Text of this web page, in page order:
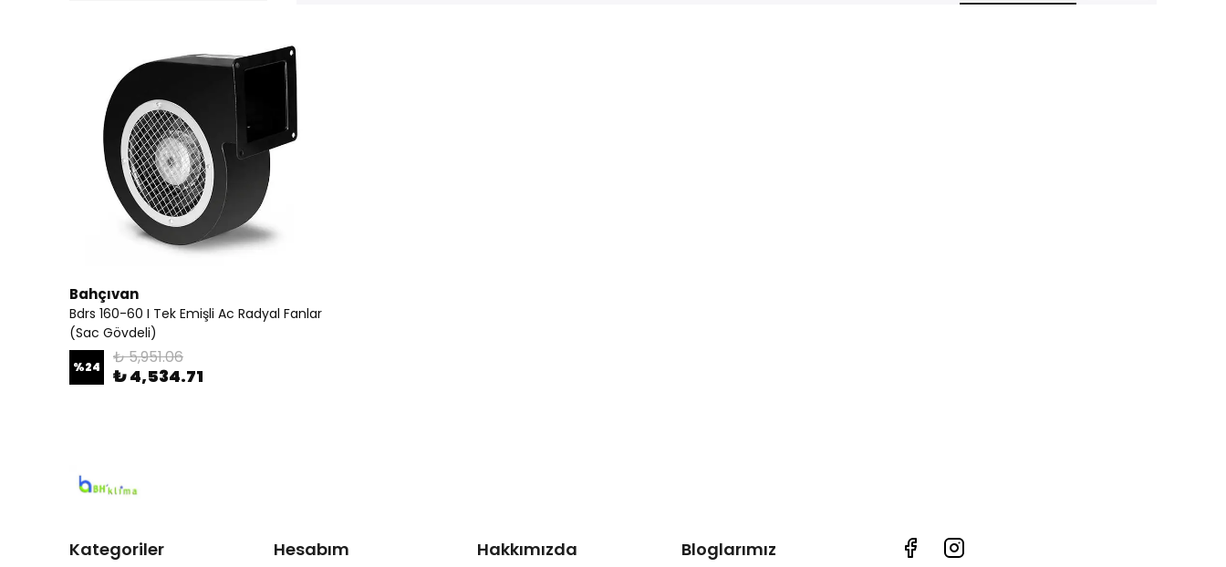
Bahçıvan
Bdrs 160-60 I Tek Emişli Ac Radyal Fanlar
(Sac Gövdeli)
%24 ₺ 5,951.06
₺ 4,534.71
Kategoriler Hesabım Hakkımızda Bloglarımız